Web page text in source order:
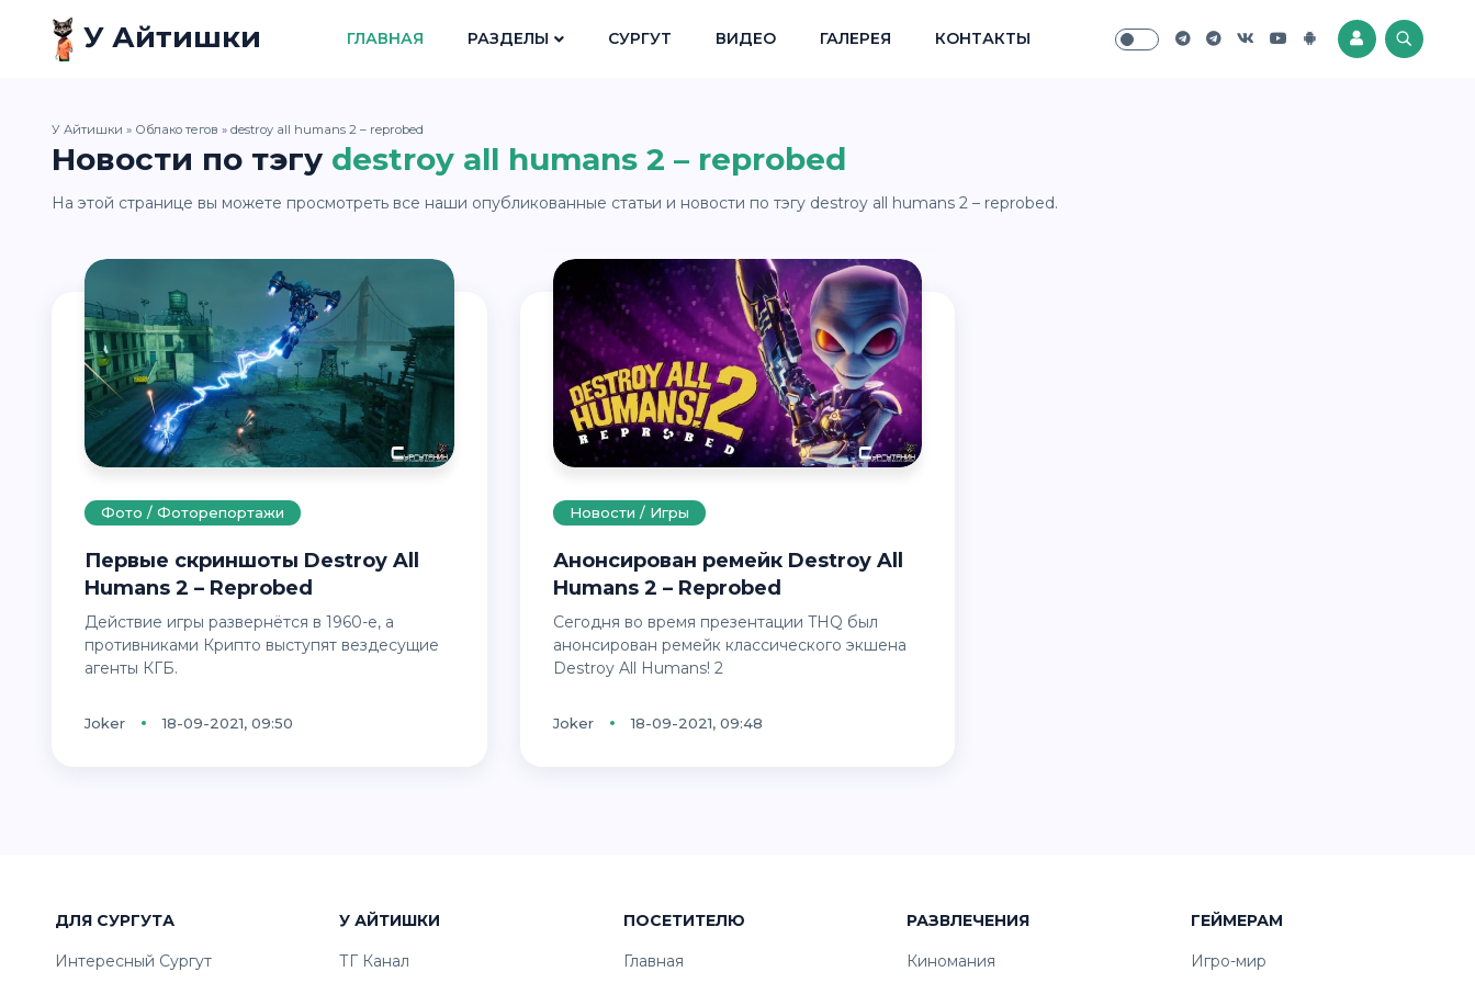
У Айтишки ГЛАВНАЯ РАЗДЕЛЫ СУРГУТ ВИДЕО ГАЛЕРЕЯ КОНТАКТЫ
У Айтишки » Облако тегов » destroy all humans 2 – reprobed
Новости по тэгу destroy all humans 2 – reprobed
На этой странице вы можете просмотреть все наши опубликованные статьи и новости по тэгу destroy all humans 2 – reprobed.
Фото / Фоторепортажи
Первые скриншоты Destroy All
Humans 2 – Reprobed
Действие игры развернётся в 1960-е, а
противниками Крипто выступят вездесущие
агенты КГБ.
Joker 18-09-2021, 09:50
Новости / Игры
Анонсирован ремейк Destroy All
Humans 2 – Reprobed
Сегодня во время презентации THQ был
анонсирован ремейк классического экшена
Destroy All Humans! 2
Joker 18-09-2021, 09:48
ДЛЯ СУРГУТА
Интересный Сургут
У АЙТИШКИ
ТГ Канал
ПОСЕТИТЕЛЮ
Главная
РАЗВЛЕЧЕНИЯ
Киномания
ГЕЙМЕРАМ
Игро-мир